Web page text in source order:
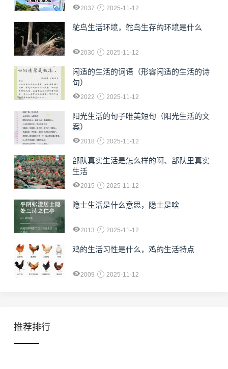
2037 2025-11-12
鸵鸟生活环境，鸵鸟生存的环境是什么
2030 2025-11-12
闲适的生活的词语（形容闲适的生活的诗
句）
2022 2025-11-12
阳光生活的句子唯美短句（阳光生活的文
案）
2018 2025-11-12
部队真实生活是怎么样的啊、部队里真实
生活
2015 2025-11-12
隐士生活是什么意思，隐士是啥
2013 2025-11-12
鸡的生活习性是什么，鸡的生活特点
2009 2025-11-12
推荐排行